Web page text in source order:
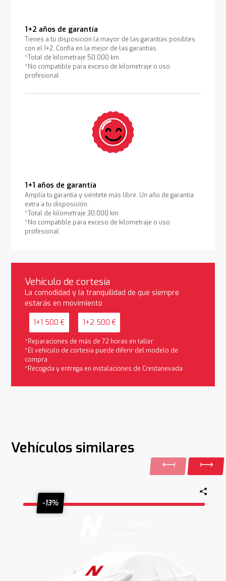
1+2 años de garantía
Tienes a tu disposición la mayor de las garantías posibles
con el 1+2. Confía en la mejor de las garantías.
*Total de kilometraje 50.000 km
*No compatible para exceso de kilometraje o uso
profesional
1+1 años de garantía
Amplía tu garantía y siéntete más libre. Un año de garantía
extra a tu disposición.
*Total de kilometraje 30.000 km
*No compatible para exceso de kilometraje o uso
profesional
Vehículo de cortesía
La comodidad y la tranquilidad de que siempre
estarás en movimiento
1+1 500 € 1+2 500 €
*Reparaciones de más de 72 horas en taller
*El vehículo de cortesía puede diferir del modelo de
compra
*Recogida y entrega en instalaciones de Crestanevada
Vehículos similares
-13%